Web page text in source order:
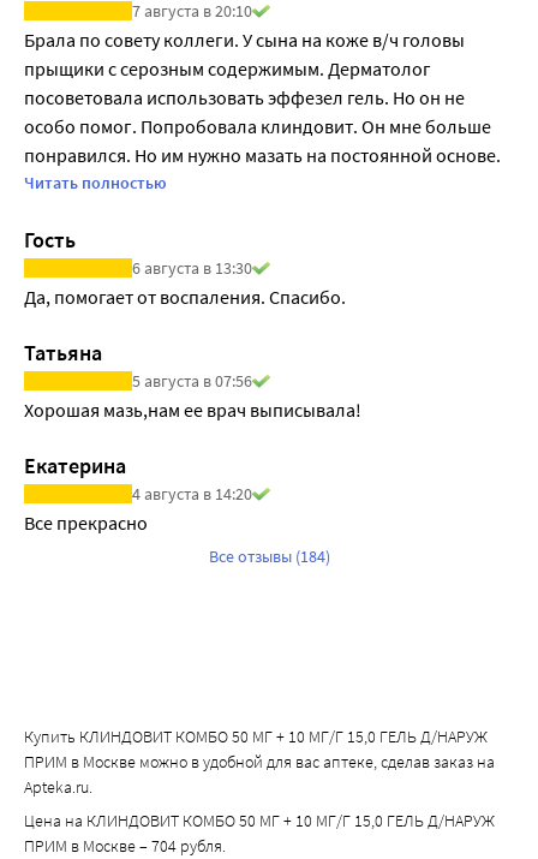
бензоила пероксида, снижало количество резистентных
к клиндамицину организмов Р. acnes.
Уровень приобретенной резистентности для конкретных
организмов может варьироваться в зависимости от
географического положения и времени.
Если это возможно, следует учитывать местные данные о
резистентности, в особенности при лечении серьезных
Было установлено наличие перекрёстной
резистентности между клиндамицином и линкомицином.
7 августа в 20:10
Брала по совету коллеги. У сына на коже в/ч головы
прыщики с серозным содержимым. Дерматолог
посоветовала использовать эффезел гель. Но он не
особо помог. Попробовала клиндовит. Он мне больше
понравился. Но им нужно мазать на постоянной основе.
Мы используем через день. Если мазать раз в неделю
Читать полностью
Гость
6 августа в 13:30
Да, помогает от воспаления. Спасибо.
Татьяна
5 августа в 07:56
Хорошая мазь,нам ее врач выписывала!
Екатерина
4 августа в 14:20
Все прекрасно
Все отзывы (184)
Купить КЛИНДОВИТ КОМБО 50 МГ + 10 МГ/Г 15,0 ГЕЛЬ Д/НАРУЖ
ПРИМ в Москве можно в удобной для вас аптеке, сделав заказ на
Apteka.ru.
Цена на КЛИНДОВИТ КОМБО 50 МГ + 10 МГ/Г 15,0 ГЕЛЬ Д/НАРУЖ
ПРИМ в Москве – 704 рубля.